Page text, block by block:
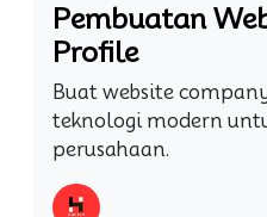
Pembuatan
Profile
Buat website
teknologi modern
perusahaan.